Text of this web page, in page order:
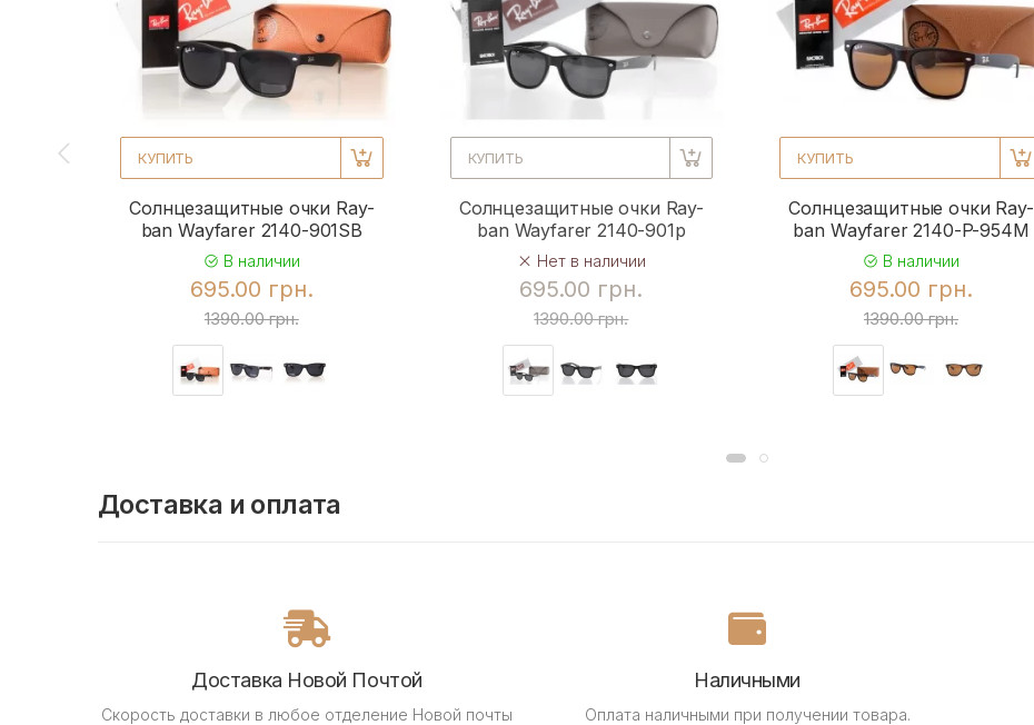
КУПИТЬ
Солнцезащитные очки Ray-
ban Wayfarer 2140-901SB
В наличии
695.00 грн.
1390.00 грн.
КУПИТЬ
Солнцезащитные очки Ray-
ban Wayfarer 2140-901p
Нет в наличии
695.00 грн.
1390.00 грн.
КУПИТЬ
Солнцезащитные очки Ray-
ban Wayfarer 2140-P-954M
В наличии
695.00 грн.
1390.00 грн.
Доставка и оплата
Доставка Новой Почтой
Скорость доставки в любое отделение Новой почты
Наличными
Оплата наличными при получении товара.